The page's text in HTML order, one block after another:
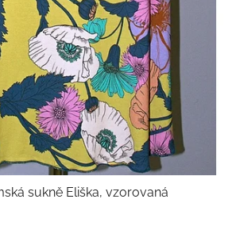
sukně Eliška, vzorovaná